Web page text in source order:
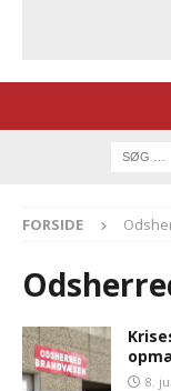
FORSIDE
8.